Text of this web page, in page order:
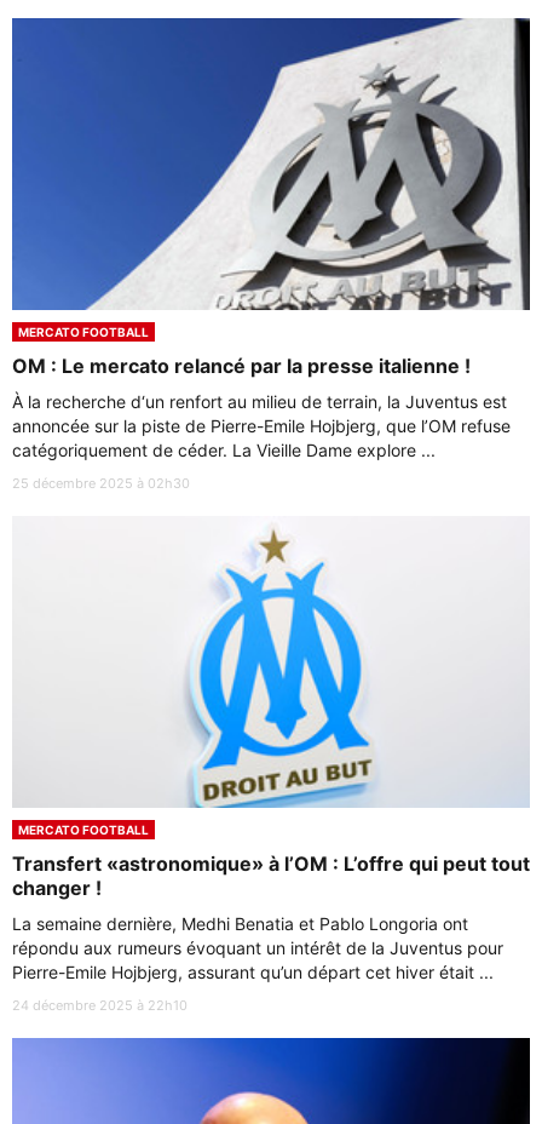
MERCATO FOOTBALL
OM : Le mercato relancé par la presse italienne !
À la recherche d‘un renfort au milieu de terrain, la Juventus est
annoncée sur la piste de Pierre-Emile Hojbjerg, que l’OM refuse
catégoriquement de céder. La Vieille Dame explore ...
25 décembre 2025 à 02h30
MERCATO FOOTBALL
Transfert «astronomique» à l’OM : L’offre qui peut tout
changer !
La semaine dernière, Medhi Benatia et Pablo Longoria ont
répondu aux rumeurs évoquant un intérêt de la Juventus pour
Pierre-Emile Hojbjerg, assurant qu’un départ cet hiver était ...
24 décembre 2025 à 22h10